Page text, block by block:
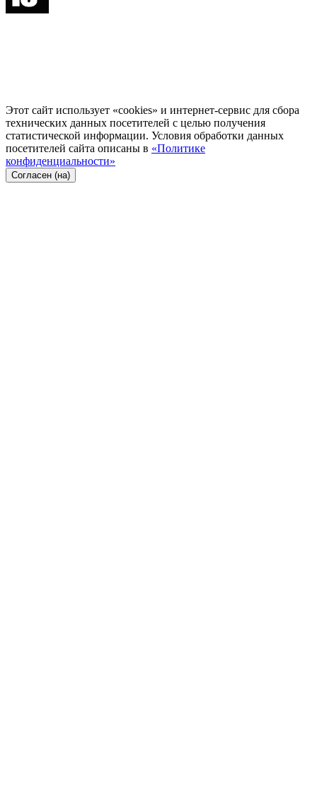
Этот сайт использует «cookies» и интернет-сервис для сбора
технических данных посетителей с целью получения
статистической информации. Условия обработки данных
посетителей сайта описаны в «Политике
конфиденциальности»
Согласен (на)